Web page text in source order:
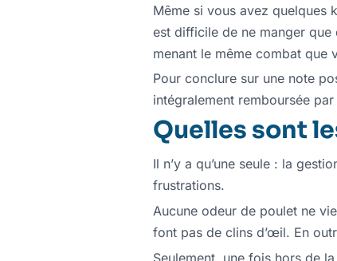
Même si vous avez quelques
est difficile de ne manger
menant le même combat que
Pour conclure sur une note
intégralement remboursée
Quelles sont
Il n’y a qu’une seule : la
frustrations.
Aucune odeur de poulet ne
font pas de clins d’œil. En
Seulement, une fois hors de